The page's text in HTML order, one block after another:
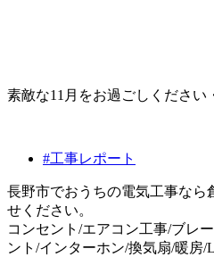
素敵な11月をお過ごしください
#工事レポート
長野市でおうちの電気工事なら
せください。
コンセント/エアコン工事/ブレ
ント/インターホン/換気扇/暖房/